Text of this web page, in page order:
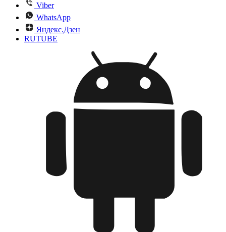
Viber
WhatsApp
Яндекс.Дзен
RUTUBE